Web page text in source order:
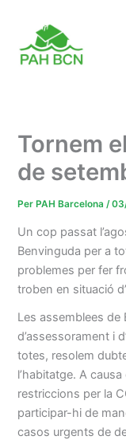
contingut
Tornem
de
Per PAH Barcelona/
Un cop passat
Benvinguda per a
problemes per fer
troben en situació
Les assemblees
d’assessorament i
totes, resolem
l’habitatge. A
restriccions per la
participar-hi de
casos urgents de